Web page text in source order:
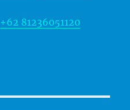
+62 81236051120